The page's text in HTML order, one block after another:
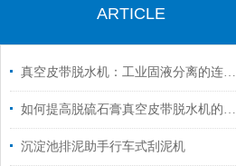
ARTICLE
真空皮带脱水机：工业固液分离的连续化解决方案
如何提高脱硫石膏真空皮带脱水机的脱水效率？
沉淀池排泥助手行车式刮泥机